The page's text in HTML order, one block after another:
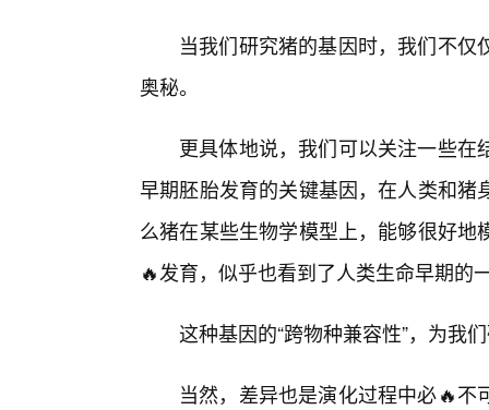
当我们研究猪的基因时，我们不
奥秘。
更具体地说，我们可以关注一些
早期胚胎发育的关键基因，在人类和
么猪在某些生物学模型上，能够很好
🔥发育，似乎也看到了人类生命早期的
这种基因的“跨物种兼容性”，为我
当然，差异也是演化过程中必🔥